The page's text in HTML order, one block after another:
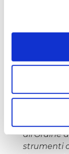
all’Ordine
strumenti